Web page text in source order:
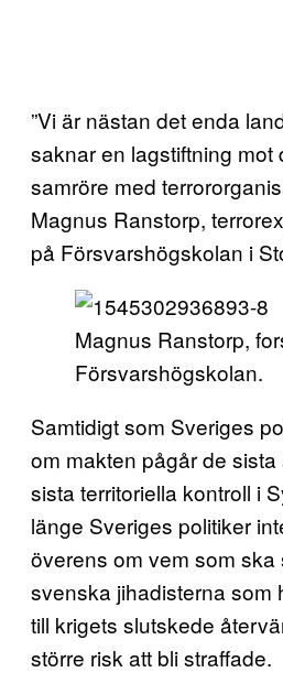
”Vi är nästan det enda
saknar en lagstiftning mot
samröre med
Magnus Ranstorp,
på Försvarshögskolan i
Magnus Ranstorp,
Försvarshögskolan.
Samtidigt som Sveriges
om makten pågår de
sista territoriella kontroll i
länge Sveriges politiker
överens om vem som
svenska jihadisterna som
till krigets slutskede
större risk att bli straffade.